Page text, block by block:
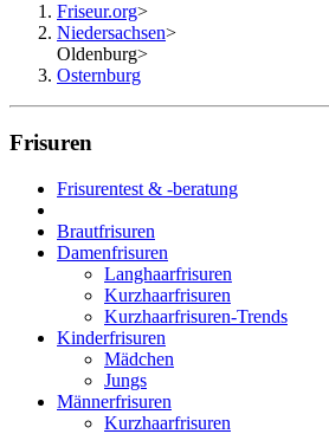
Friseur.org>
Niedersachsen>
Oldenburg>
Osternburg
Frisuren
Frisurentest & -beratung
Brautfrisuren
Damenfrisuren
Langhaarfrisuren
Kurzhaarfrisuren
Kurzhaarfrisuren-Trends
Kinderfrisuren
Mädchen
Jungs
Männerfrisuren
Kurzhaarfrisuren